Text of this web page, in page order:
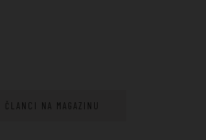
ČLANCI NA MAGAZINU